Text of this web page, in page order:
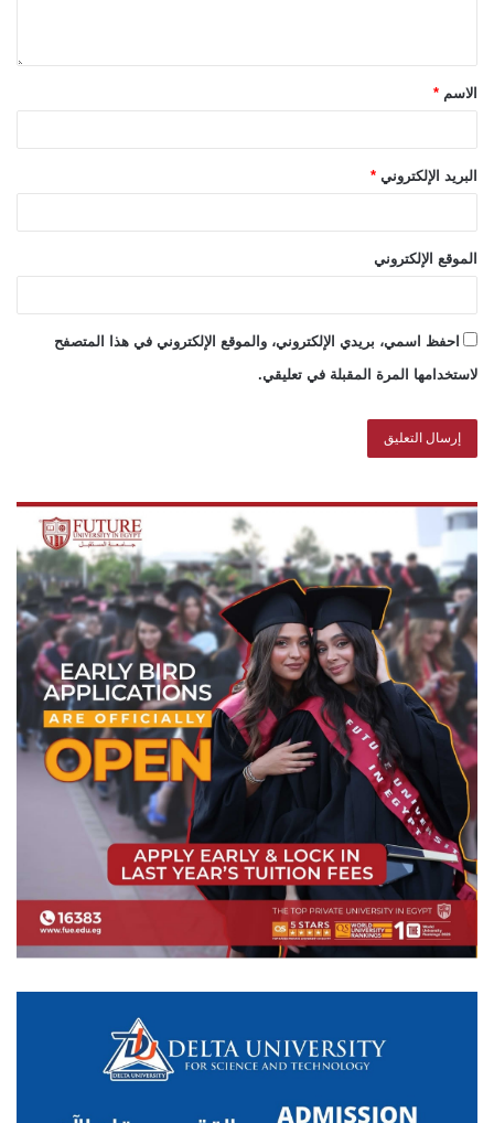
الاسم *
البريد الإلكتروني *
الموقع الإلكتروني
احفظ اسمي، بريدي الإلكتروني، والموقع الإلكتروني في هذا المتصفح
لاستخدامها المرة المقبلة في تعليقي.